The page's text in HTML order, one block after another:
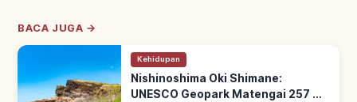
BACA JUGA →
Kehidupan
Nishinoshima Oki Shimane:
UNESCO Geopark Matengai 257 m,